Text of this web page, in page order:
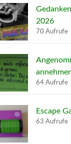
2026
70 Aufrufe
64 Aufrufe
Escape
63 Aufrufe